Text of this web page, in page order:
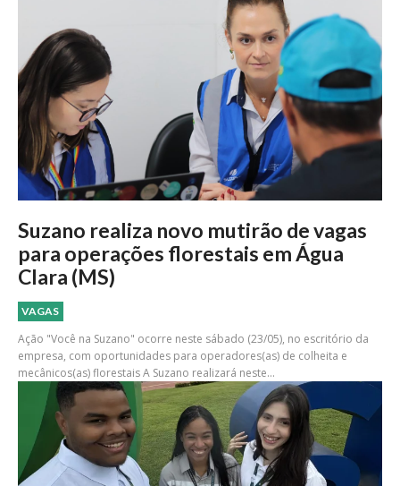
Suzano realiza novo mutirão de vagas
para operações florestais em Água
Clara (MS)
VAGAS
Ação "Você na Suzano" ocorre neste sábado (23/05), no escritório da
empresa, com oportunidades para operadores(as) de colheita e
mecânicos(as) florestais A Suzano realizará neste...